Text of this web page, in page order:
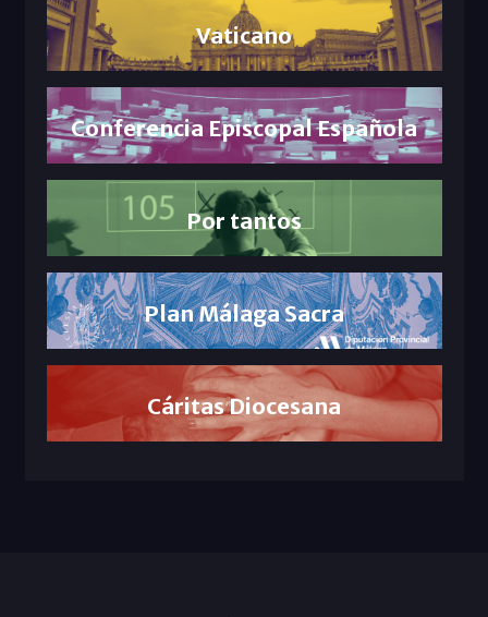
Vaticano
Conferencia Episcopal Española
Por tantos
Plan Málaga Sacra
Cáritas Diocesana